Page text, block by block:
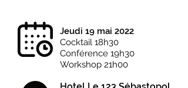
Jeudi 19 mai 2022
Cocktail 18h30
Conférence 19h30
Workshop 21h00